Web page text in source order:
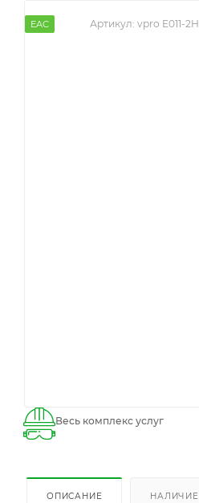
EAC Артикул: vpro E011-2H
Весь комплекс услуг
ОПИСАНИЕ НАЛИЧИЕ